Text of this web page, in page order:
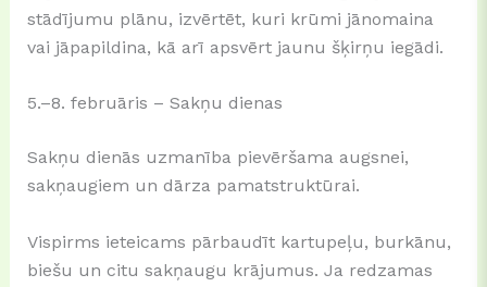
stādījumu plānu, izvērtēt, kuri krūmi jānomaina
vai jāpapildina, kā arī apsvērt jaunu šķirņu iegādi.
5.–8. februāris – Sakņu dienas
Sakņu dienās uzmanība pievēršama augsnei,
sakņaugiem un dārza pamatstruktūrai.
Vispirms ieteicams pārbaudīt kartupeļu, burkānu,
biešu un citu sakņaugu krājumus. Ja redzamas